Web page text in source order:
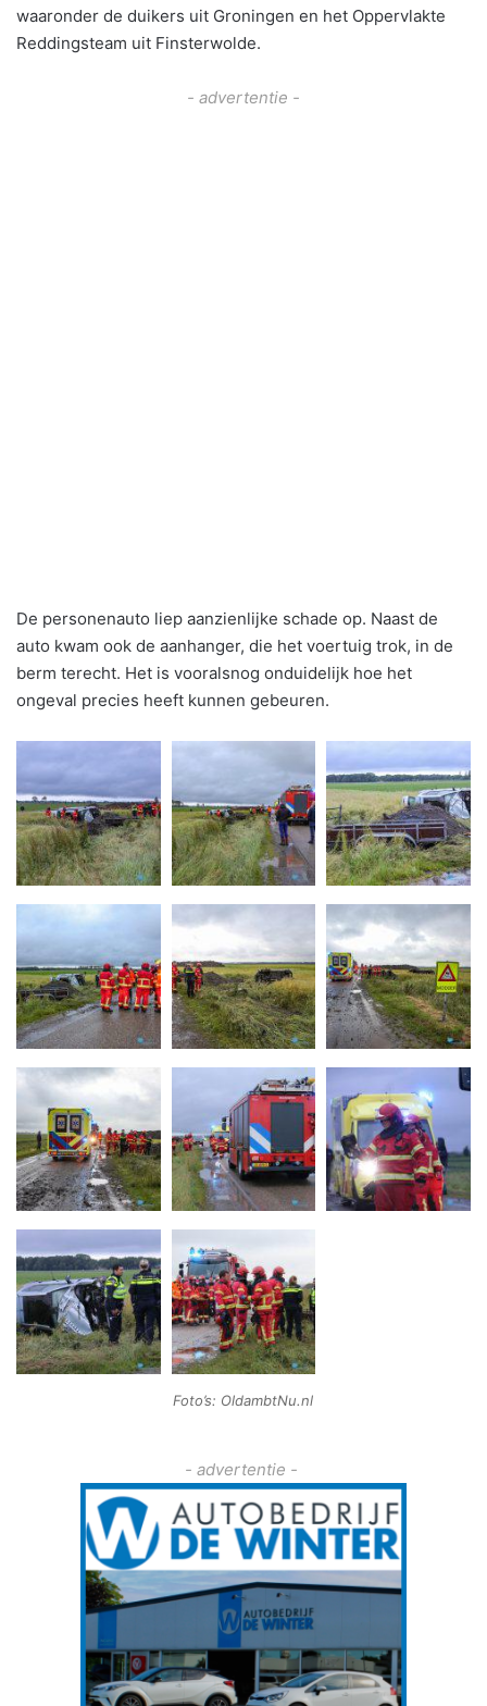
waaronder de duikers uit Groningen en het Oppervlakte
Reddingsteam uit Finsterwolde.
- advertentie -
De personenauto liep aanzienlijke schade op. Naast de
auto kwam ook de aanhanger, die het voertuig trok, in de
berm terecht. Het is vooralsnog onduidelijk hoe het
ongeval precies heeft kunnen gebeuren.
Foto’s: OldambtNu.nl
- advertentie -